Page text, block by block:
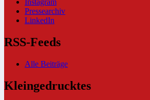
Instagram
Pressearchiv
LinkedIn
RSS-Feeds
Alle Beiträge
Kleingedrucktes